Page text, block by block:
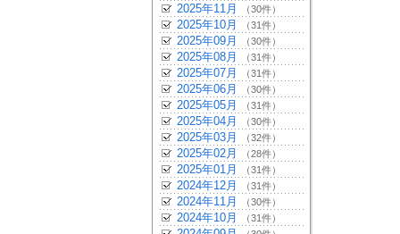
2025年11月 （30件）
2025年10月 （31件）
2025年09月 （30件）
2025年08月 （31件）
2025年07月 （31件）
2025年06月 （30件）
2025年05月 （31件）
2025年04月 （30件）
2025年03月 （32件）
2025年02月 （28件）
2025年01月 （31件）
2024年12月 （31件）
2024年11月 （30件）
2024年10月 （31件）